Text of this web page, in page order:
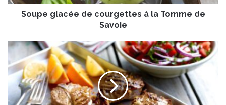
c
e
o
u
g
Soupe glacée de courgettes à la Tomme de
Savoie
C
t
e
f